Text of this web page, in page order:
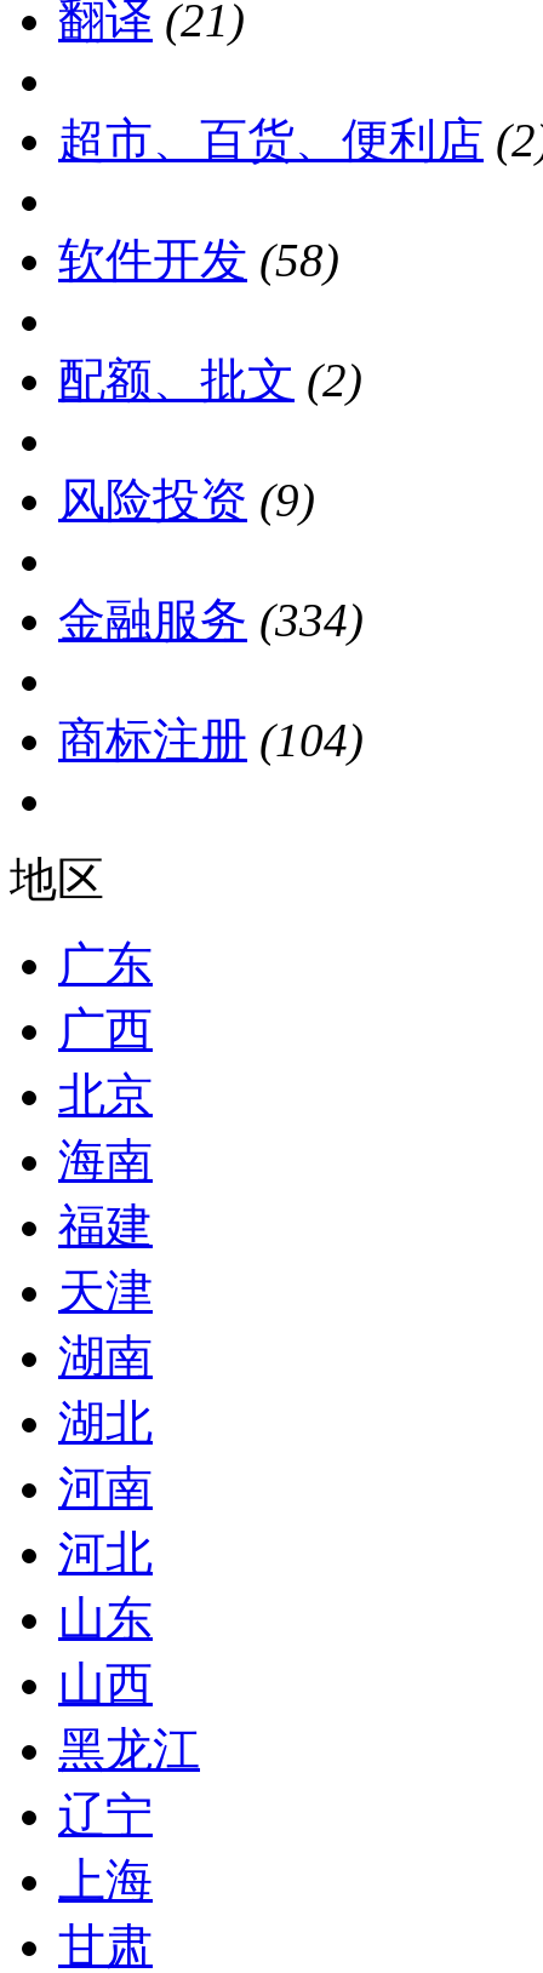
翻译 (21)
超市、百货、便利店
软件开发 (58)
配额、批文 (2)
风险投资 (9)
金融服务 (334)
商标注册 (104)
地区
广东
广西
北京
海南
福建
天津
湖南
湖北
河南
河北
山东
山西
黑龙江
辽宁
上海
甘肃